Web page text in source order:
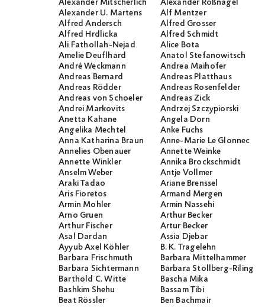
Alexander Mitscherlich
Alexander Roßnagel
Alexander U. Martens
Alf Mentzer
Alfred Andersch
Alfred Grosser
Alfred Hrdlicka
Alfred Schmidt
Ali Fathollah-Nejad
Alice Bota
Amelie Deuflhard
Anatol Stefanowitsch
André Weckmann
Andrea Maihofer
Andreas Bernard
Andreas Platthaus
Andreas Rödder
Andreas Rosenfelder
Andreas von Schoeler
Andreas Zick
Andrei Markovits
Andrzej Szczypiorski
Anetta Kahane
Angela Dorn
Angelika Mechtel
Anke Fuchs
Anna Katharina Braun
Anne-Marie Le Glonnec
Annelies Obenauer
Annette Weinke
Annette Winkler
Annika Brockschmidt
Anselm Weber
Antje Vollmer
Araki Tadao
Ariane Brenssel
Aris Fioretos
Armand Mergen
Armin Mohler
Armin Nassehi
Arno Gruen
Arthur Becker
Arthur Fischer
Artur Becker
Asal Dardan
Assia Djebar
Ayyub Axel Köhler
B. K. Tragelehn
Barbara Frischmuth
Barbara Mittelhammer
Barbara Sichtermann
Barbara Stollberg-Rilinger
Barthold C. Witte
Bascha Mika
Bashkim Shehu
Bassam Tibi
Beat Rössler
Ben Bachmair